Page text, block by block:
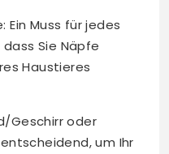
Ein Muss für jedes
Sie Näpfe
Haustieres
Geschirr oder
um Ihr